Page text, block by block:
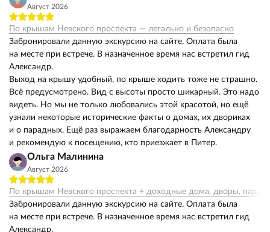
Август 2026
По крышам Невского проспекта — легально и безопасно
Забронировали данную экскурсию на сайте. Оплата была
на месте при встрече. В назначенное время нас встретил гид
Александр.
Выход на крышу удобный, по крыше ходить тоже не страшно.
Всё предусмотрено. Вид с высоты просто шикарный. Это надо
видеть. Но мы не только любовались этой красотой, но ещё
узнали некоторые исторические факты о домах, их двориках
и о парадных. Ещё раз выражаем благодарность Александру
и рекомендую к посещению, кто приезжает в Питер.
Ольга Малинина
Август 2026
По крышам Невского проспекта + доходные дома, дворы,
Забронировали данную экскурсию на сайте. Оплата была
на месте при встрече. В назначенное время нас встретил гид
Александр.